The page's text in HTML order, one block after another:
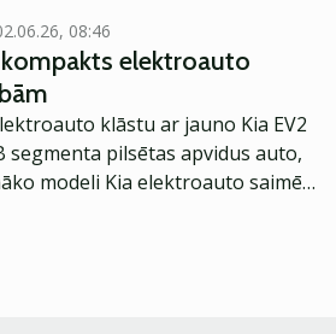
08:46
kompakts elektroauto
klāstu ar jauno Kia EV2
segmenta pilsētas apvidus auto,
modeli Kia elektroauto saimē